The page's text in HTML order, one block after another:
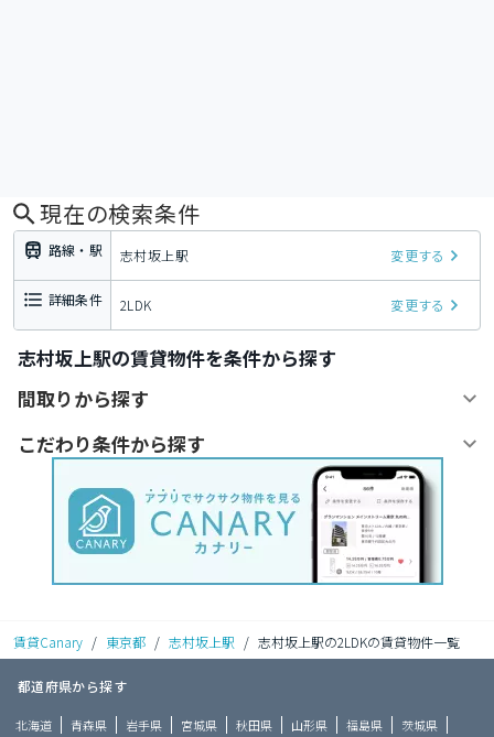
現在の検索条件
路線・駅 志村坂上駅 変更する
詳細条件 2LDK 変更する
志村坂上駅の賃貸物件を条件から探す
間取りから探す
こだわり条件から探す
賃貸Canary / 東京都 / 志村坂上駅 / 志村坂上駅の2LDKの賃貸物件一覧
都道府県から探す
北海道 青森県 岩手県 宮城県 秋田県 山形県 福島県 茨城県